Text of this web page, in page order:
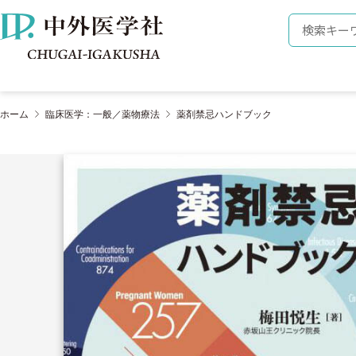
株式会社 中外医学社 検索キーワ
ホーム 臨床医学：一般／薬物療法 薬剤禁忌ハンドブック